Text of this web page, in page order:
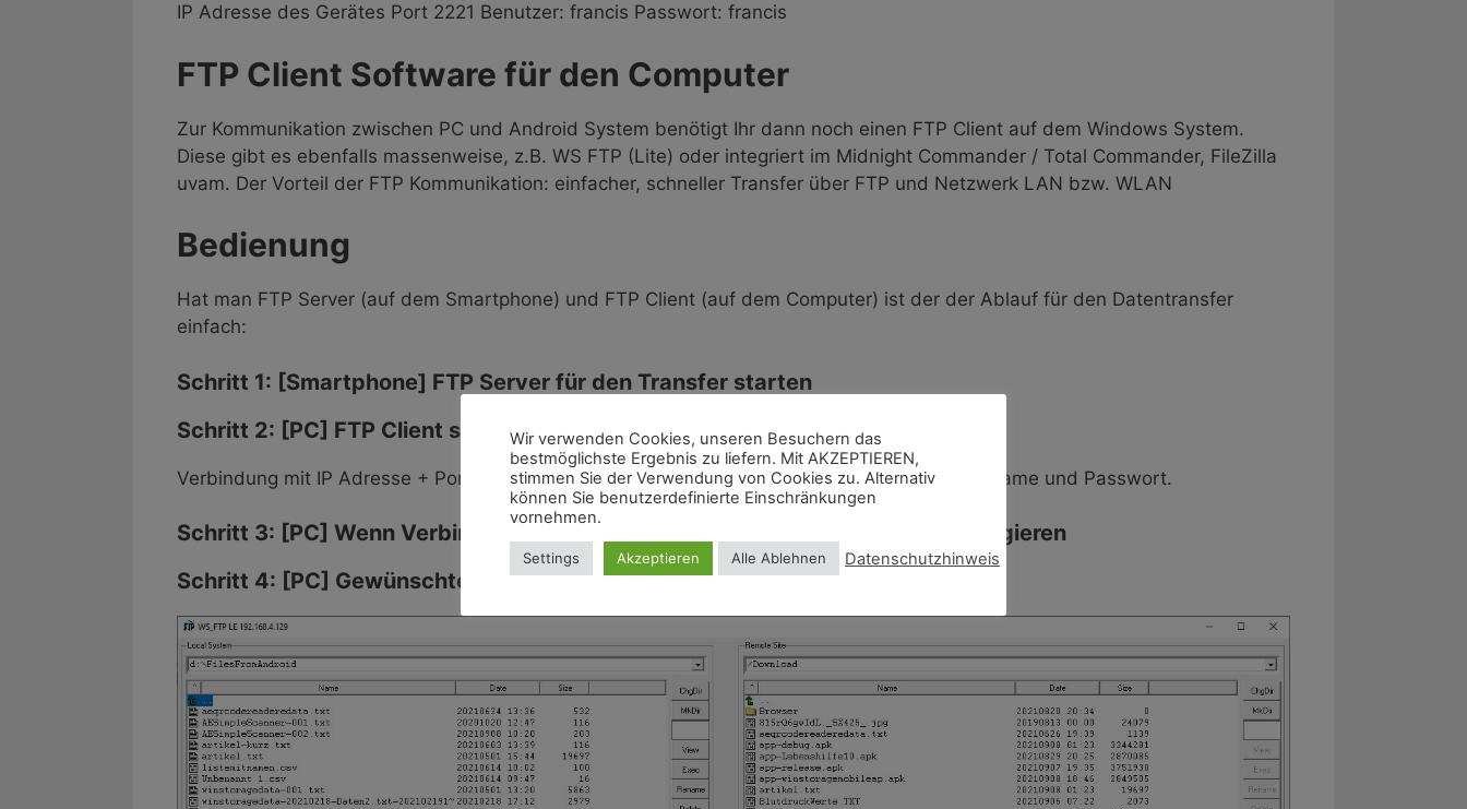
IP Adresse des Gerätes Port 2221 Benutzer: francis Passwort: francis
​FTP Client Software für den Computer
Zur Kommunikation zwischen PC und Android System benötigt Ihr dann noch einen FTP Client auf dem Windows System.
Diese gibt es ebenfalls massenweise, z.B. WS FTP (Lite) oder integriert im Midnight Commander / Total Commander, FileZilla
uvam. Der Vorteil der FTP Kommunikation: einfacher, schneller Transfer über FTP und Netzwerk LAN bzw. WLAN
​Bedienung
Hat man FTP Server (auf dem Smartphone) und FTP Client (auf dem Computer) ist der der Ablauf für den Datentransfer
einfach:
Schritt 1: [Smartphone] FTP Server für den Transfer starten
Schritt 2: [PC] FTP Client starten
Verbindung mit IP Adresse + Port des Smartphones starten, benötigt werden noch Benutzername und Passwort.
Schritt 3: [PC] Wenn Verbindung besteht, zum gewünschten Verzeichnis navigieren
Schritt 4: [PC] Gewünschte Dateien austauschen.
Wir verwenden Cookies, unseren Besuchern das
bestmöglichste Ergebnis zu liefern. Mit AKZEPTIEREN,
stimmen Sie der Verwendung von Cookies zu. Alternativ
können Sie benutzerdefinierte Einschränkungen
vornehmen.
Settings Akzeptieren Alle Ablehnen Datenschutzhinweis